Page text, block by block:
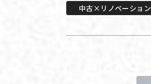
中古×リノベーション